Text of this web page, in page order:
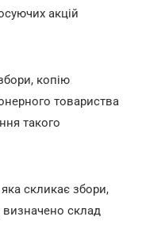
акцій
копію
товариства
такого
скликає збори,
визначено склад